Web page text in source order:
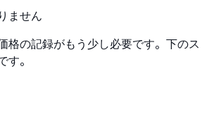
ません
格の記録がもう少し必要です。下のス
す。